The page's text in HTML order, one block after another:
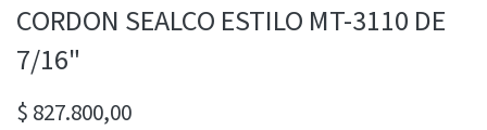
CORDON SEALCO ESTILO MT-3110 DE
7/16"
$ 827.800,00